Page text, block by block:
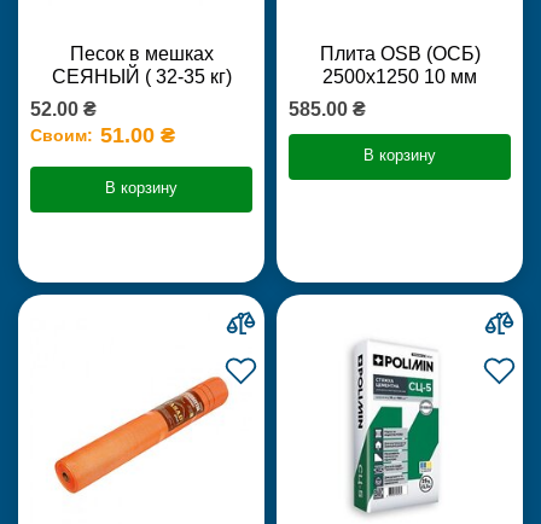
Песок в мешках
СЕЯНЫЙ ( 32-35 кг)
52.00 ₴
Своим: 51.00 ₴
В корзину
Плита OSB (ОСБ)
2500х1250 10 мм
585.00 ₴
В корзину